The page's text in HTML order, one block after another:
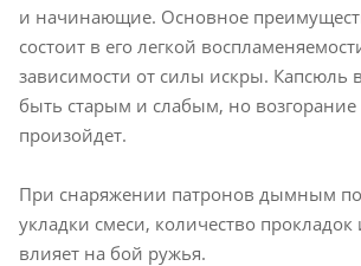
и начинающие. Основное
состоит в его легкой
зависимости от силы искры. Капсюль
быть старым и слабым, но возгорание
произойдет.
При снаряжении патронов дымным
укладки смеси, количество
влияет на бой ружья.